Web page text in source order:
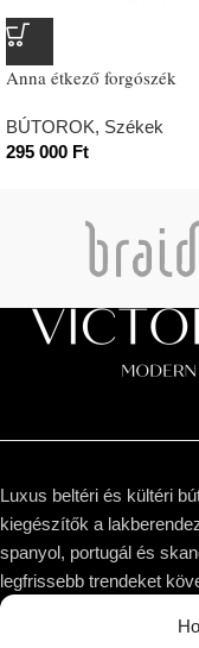
Anna étkező forgószék
BÚTOROK, Székek
295 000 Ft
Luxus beltéri és kültéri
kiegészítők a
spanyol, portugál és
legfrissebb trendeket
1044 Budapest,